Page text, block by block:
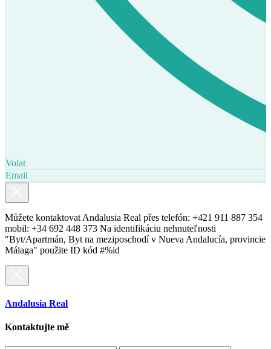
Volat
Email
Můžete kontaktovat Andalusia Real přes telefón: +421 911 887 354
mobil: +34 692 448 373 Na identifikáciu nehnuteľnosti
"Byt/Apartmán, Byt na meziposchodí v Nueva Andalucía, provincie
Málaga" použite ID kód #%id
Andalusia Real
Kontaktujte mě